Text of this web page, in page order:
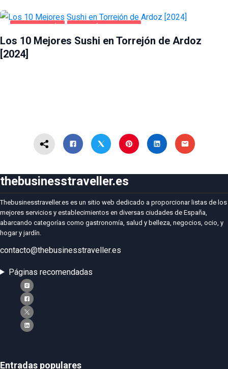
GASTRONOMÍA TORREJÓN DE ARDOZ
Los 10 Mejores Sushi en Torrejón de Ardoz
[2024]
thebusinesstraveller.es
Thebusinesstraveller.es es un sitio web dedicado a proporcionar listas de los
mejores servicios y establecimientos en diversas ciudades de España,
abarcando categorías como gastronomía, salud y belleza, negocios, ocio, y
hogar y jardín.
contacto@thebusinesstraveller.es
Páginas recomendadas
Entradas populares